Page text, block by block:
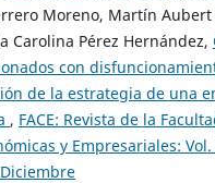
Moreno, Martín
Carolina Pérez Hernández,
con
de la estrategia de una
, FACE: Revista de la
y Empresariales: